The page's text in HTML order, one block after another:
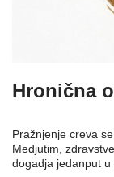
Hronična
Pražnjenje creva
Medjutim,
dogadja jedanput